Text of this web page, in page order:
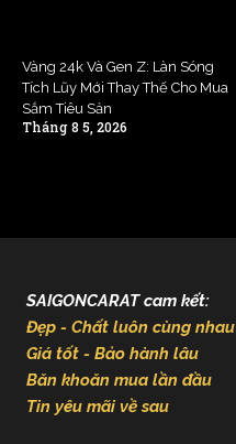
Vàng 24k Và Gen Z: Làn Sóng
Tích Lũy Mới Thay Thế Cho Mua
Sắm Tiêu Sản
Tháng 8 5, 2026
SAIGONCARAT cam kết:
Đẹp - Chất luôn cùng nhau
Giá tốt - Bảo hành lâu
Băn khoăn mua lần đầu
Tin yêu mãi về sau